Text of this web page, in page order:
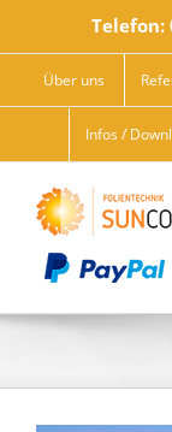
Telefon:
Über uns
Infos /